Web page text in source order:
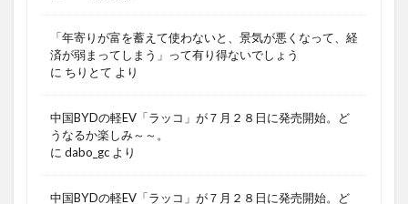
「年寄りが富を蓄えて使わないと、景気が悪くなって、経
済が弱まってしまう」って有り得ないでしょう
に ちりとて より
中国BYDの軽EV「ラッコ」が７月２８日に発売開始。ど
うなるか楽しみ～～。
に dabo_gc より
中国BYDの軽EV「ラッコ」が７月２８日に発売開始。ど